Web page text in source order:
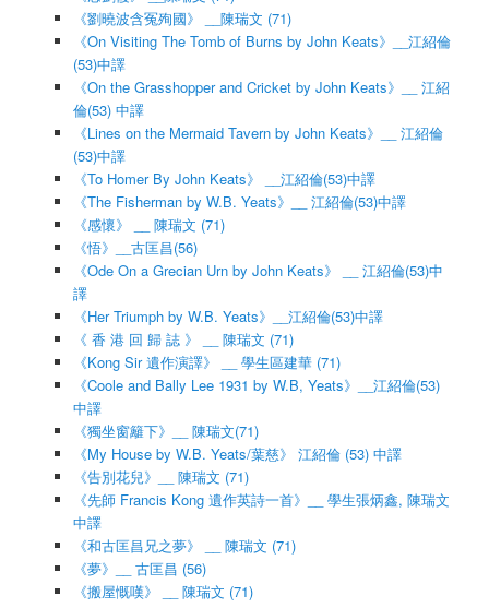
《劉曉波含冤殉國》 __陳瑞文 (71)
《On Visiting The Tomb of Burns by John Keats》__江紹倫
(53)中譯
《On the Grasshopper and Cricket by John Keats》__ 江紹
倫(53) 中譯
《Lines on the Mermaid Tavern by John Keats》__ 江紹倫
(53)中譯
《To Homer By John Keats》 __江紹倫(53)中譯
《The Fisherman by W.B. Yeats》__ 江紹倫(53)中譯
《感懷》 __ 陳瑞文 (71)
《悟》__古匡昌(56)
《Ode On a Grecian Urn by John Keats》 __ 江紹倫(53)中
譯
《Her Triumph by W.B. Yeats》__江紹倫(53)中譯
《 香 港 回 歸 誌 》 __ 陳瑞文 (71)
《Kong Sir 遺作演譯》 __ 學生區建華 (71)
《Coole and Bally Lee 1931 by W.B, Yeats》__江紹倫(53)
中譯
《獨坐窗籬下》__ 陳瑞文(71)
《My House by W.B. Yeats/葉慈》 江紹倫 (53) 中譯
《告別花兒》__ 陳瑞文 (71)
《先師 Francis Kong 遺作英詩一首》__ 學生張炳鑫, 陳瑞文
中譯
《和古匡昌兄之夢》 __ 陳瑞文 (71)
《夢》__ 古匡昌 (56)
《搬屋慨嘆》 __ 陳瑞文 (71)